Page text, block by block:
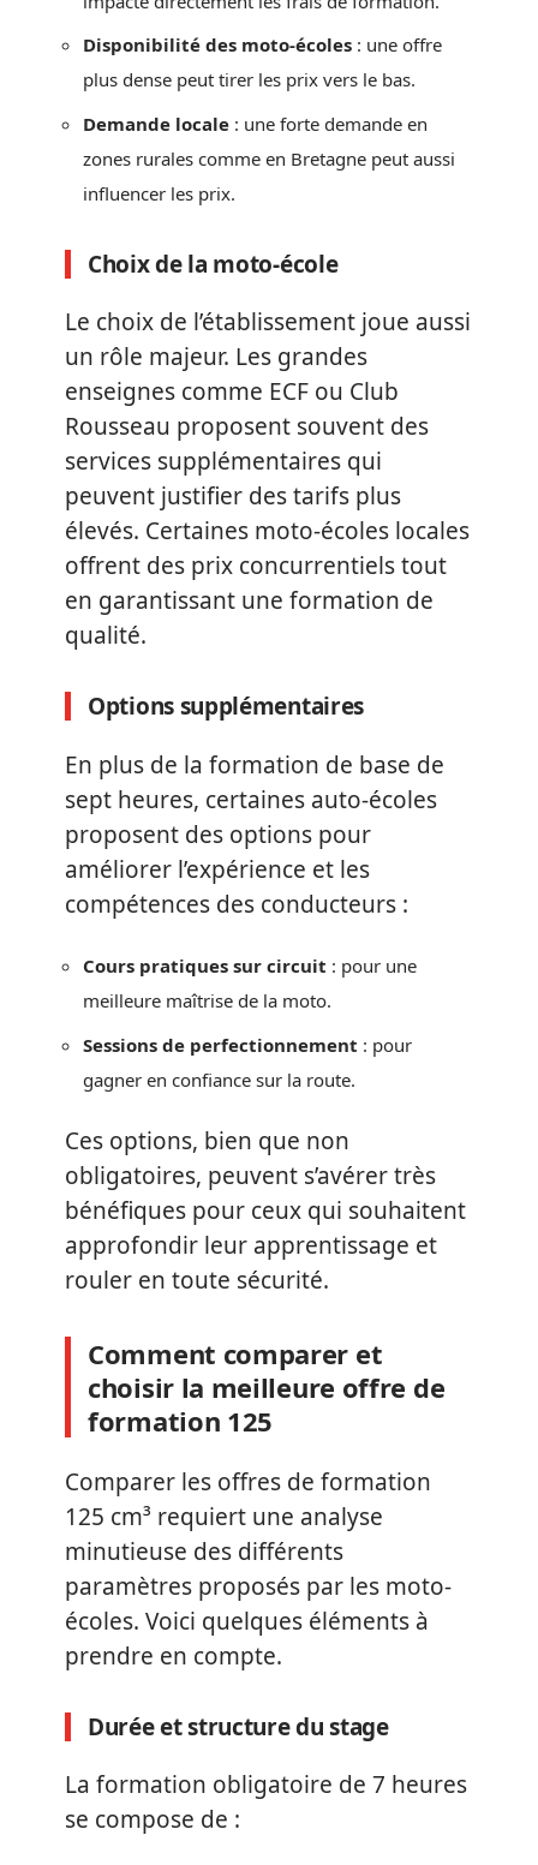
Disponibilité des moto-écoles : une offre
plus dense peut tirer les prix vers le bas.
Demande locale : une forte demande en
zones rurales comme en Bretagne peut aussi
influencer les prix.
Choix de la moto-école
Le choix de l’établissement joue aussi
un rôle majeur. Les grandes
enseignes comme ECF ou Club
Rousseau proposent souvent des
services supplémentaires qui
peuvent justifier des tarifs plus
élevés. Certaines moto-écoles locales
offrent des prix concurrentiels tout
en garantissant une formation de
qualité.
Options supplémentaires
En plus de la formation de base de
sept heures, certaines auto-écoles
proposent des options pour
améliorer l’expérience et les
compétences des conducteurs :
Cours pratiques sur circuit : pour une
meilleure maîtrise de la moto.
Sessions de perfectionnement : pour
gagner en confiance sur la route.
Ces options, bien que non
obligatoires, peuvent s’avérer très
bénéfiques pour ceux qui souhaitent
approfondir leur apprentissage et
rouler en toute sécurité.
Comment comparer et
choisir la meilleure offre de
formation 125
Comparer les offres de formation
125 cm³ requiert une analyse
minutieuse des différents
paramètres proposés par les moto-
écoles. Voici quelques éléments à
prendre en compte.
Durée et structure du stage
La formation obligatoire de 7 heures
se compose de :